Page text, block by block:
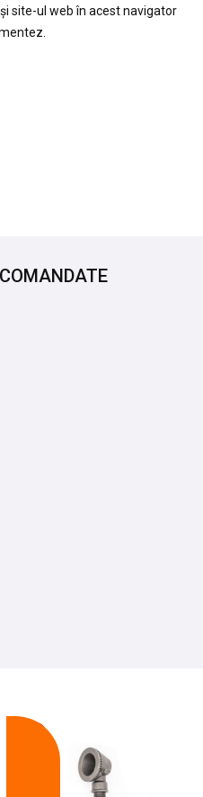
site-ul web în acest navigator